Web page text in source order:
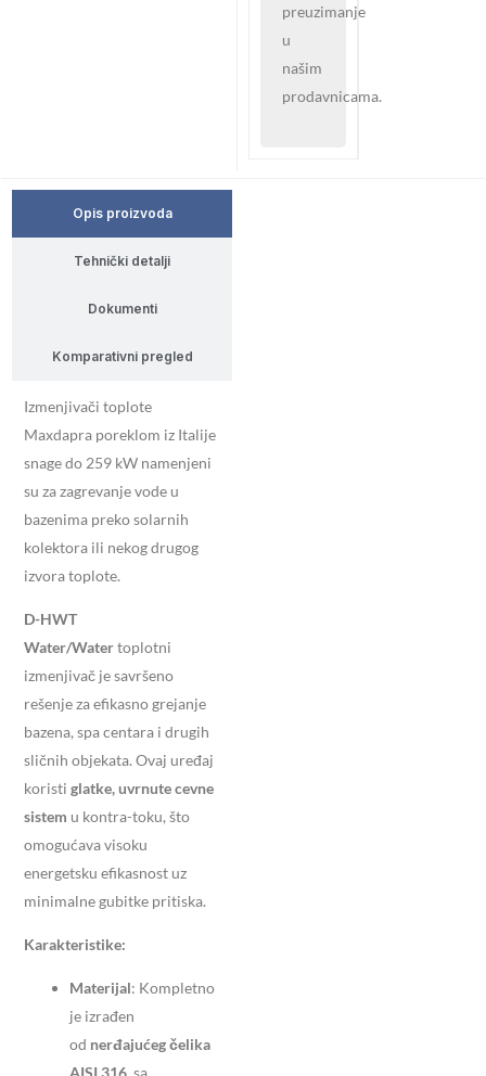
preuzimanje
u
našim
prodavnicama.
Opis proizvoda
Tehnički detalji
Dokumenti
Komparativni pregled
Izmenjivači toplote
Maxdapra poreklom iz Italije
snage do 259 kW namenjeni
su za zagrevanje vode u
bazenima preko solarnih
kolektora ili nekog drugog
izvora toplote.
D-HWT
Water/Watertoplotni
izmenjivač je savršeno
rešenje za efikasno grejanje
bazena, spa centara i drugih
sličnih objekata. Ovaj uređaj
koristi glatke, uvrnute cevne
sistem u kontra-toku, što
omogućava visoku
energetsku efikasnost uz
minimalne gubitke pritiska.
Karakteristike:
Materijal: Kompletno
je izrađen
od nerđajućeg čelika
AISI 316 , sa